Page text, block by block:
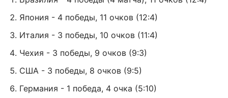
Япония - 4 победы, 11 очков (12:4)
Италия - 3 победы, 10 очков (11:4)
Чехия - 3 победы, 9 очков (9:3)
США - 3 победы, 8 очков (9:5)
Германия - 1 победа, 4 очка (5:10)